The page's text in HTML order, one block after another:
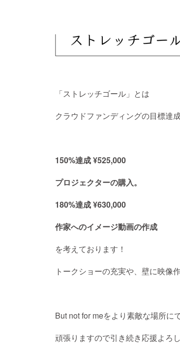
「ストレッチゴール」とは
クラウドファンディングの目標達
150%達成 ¥525,000
プロジェクターの購入。
180%達成 ¥630,000
作家へのイメージ動画の作成
を考えております！
トークショーの充実や、壁に映像
But not for meをより素敵な場所に
頑張りますので引き続き応援よろ